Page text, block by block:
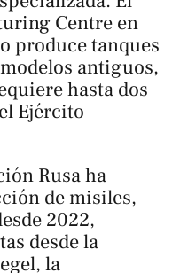
Centre en
produce tanques
antiguos,
hasta dos
Ejército
Rusa ha
de misiles,
2022,
desde la
la